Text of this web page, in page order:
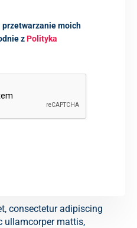
przetwarzanie moich
zPolityka
consectetur adipiscing
ullamcorper mattis,